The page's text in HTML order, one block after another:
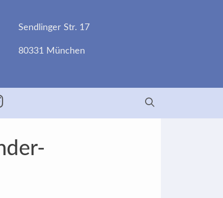
Sendlinger Str. 17
80331 München
Insta